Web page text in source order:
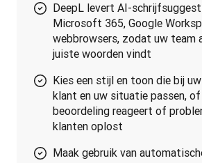
DeepL levert AI-
Microsoft 365, Google
webbrowsers, zodat uw team
juiste woorden vindt
Kies een stijl en toon die bij
klant en uw situatie passen, of
beoordeling reageert of
klanten oplost
Maak gebruik van